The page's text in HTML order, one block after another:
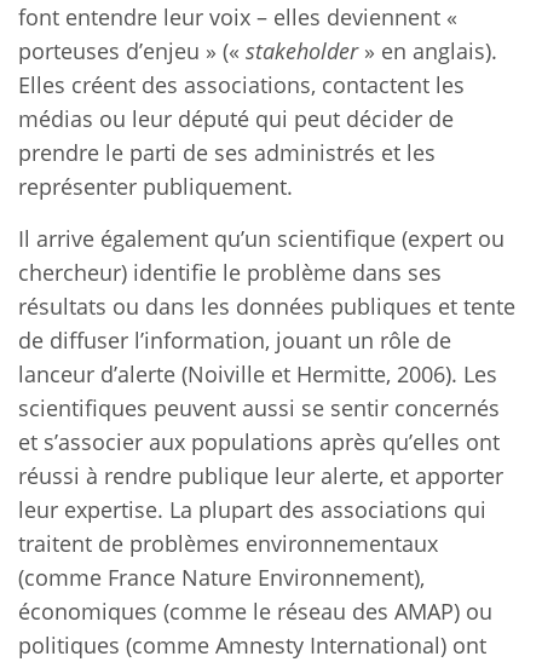
font entendre leur voix – elles deviennent «
porteuses d’enjeu » (« stakeholder» en anglais).
Elles créent des associations, contactent les
médias ou leur député qui peut décider de
prendre le parti de ses administrés et les
représenter publiquement.
Il arrive également qu’un scientifique (expert ou
chercheur) identifie le problème dans ses
résultats ou dans les données publiques et tente
de diffuser l’information, jouant un rôle de
lanceur d’alerte (Noiville et Hermitte, 2006). Les
scientifiques peuvent aussi se sentir concernés
et s’associer aux populations après qu’elles ont
réussi à rendre publique leur alerte, et apporter
leur expertise. La plupart des associations qui
traitent de problèmes environnementaux
(comme France Nature Environnement),
économiques (comme le réseau des AMAP) ou
politiques (comme Amnesty International) ont